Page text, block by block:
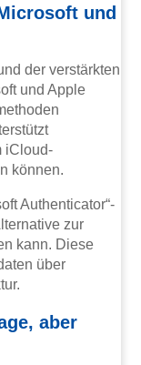
und
der verstärkten
und Apple
iCloud-
können.
Authenticator“-
zur
kann. Diese
über
aber